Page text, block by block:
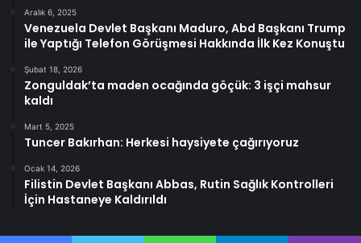
Aralık 6, 2025
Venezuela Devlet Başkanı Maduro, Abd Başkanı Trump
ile Yaptığı Telefon Görüşmesi Hakkında İlk Kez Konuştu
Şubat 18, 2026
Zonguldak’ta maden ocağında göçük: 3 işçi mahsur
kaldı
Mart 5, 2025
Tuncer Bakırhan: Herkesi haysiyete çağırıyoruz
Ocak 14, 2026
Filistin Devlet Başkanı Abbas, Rutin Sağlık Kontrolleri
İçin Hastaneye Kaldırıldı